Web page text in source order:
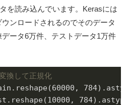
を読み込んでいます。Kerasには
ンロードされるのでそのデータ
ータ6万件、テストデータ1万件
して正規化
60000 , 784
10000 , 784